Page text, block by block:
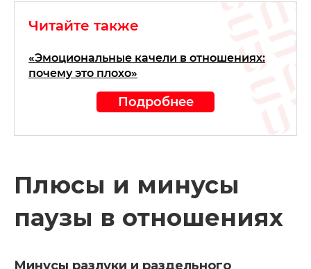
Читайте также
«Эмоциональные качели в отношениях:
почему это плохо»
Подробнее
Плюсы и минусы
паузы в отношениях
Минусы разлуки и раздельного